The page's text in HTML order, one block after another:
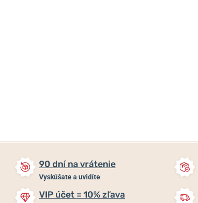
90 dní na vrátenie
Vyskúšate a uvidíte
VIP účet = 10% zľava